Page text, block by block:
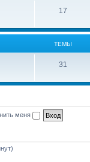
17
ТЕМЫ
31
меня